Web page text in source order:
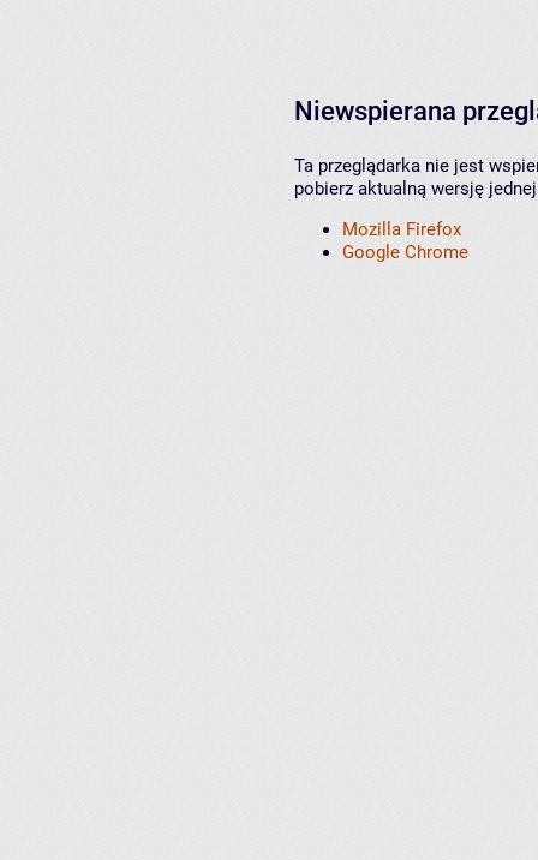
Niewspierana
Ta przeglądarka nie jest
pobierz aktualną wersję
Mozilla Firefox
Google Chrome